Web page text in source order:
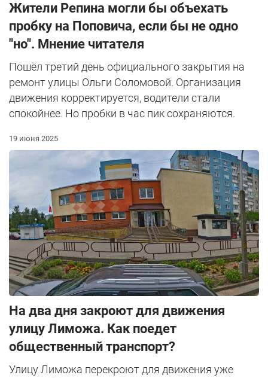
Жители Репина могли бы объехать
пробку на Поповича, если бы не одно
"но". Мнение читателя
Пошёл третий день официального закрытия на
ремонт улицы Ольги Соломовой. Организация
движения корректируется, водители стали
спокойнее. Но пробки в час пик сохраняются.
19 июня 2025
На два дня закроют для движения
улицу Лиможа. Как поедет
общественный транспорт?
Улицу Лиможа перекроют для движения уже